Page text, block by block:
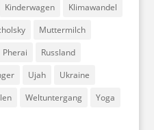
Kinderwagen
Klimawandel
Muttermilch
Pherai
Russland
Ujah
Ukraine
Weltuntergang Yoga